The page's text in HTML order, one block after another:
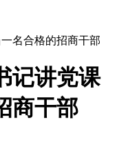
记讲党课
商干部